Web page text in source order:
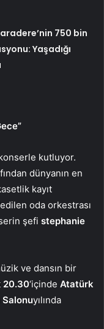
750 bin
Yaşadığı
kutluyor.
dünyanın en
kayıt
oda orkestrası
şefi stephanie
ve dansın bir
20.30‘içinde Atatürk
yılında